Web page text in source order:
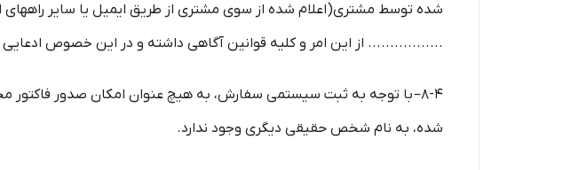
شده توسط مشتری(اعلام شده از سوی مشتری از طریق ایمیل یا سایر راههای
................. از این امر و کلیه قوانین آگاهی داشته و در این خصوص
8-۴– با توجه به ثبت سیستمی سفارش، به هیچ عنوان امکان صدور
شده، به نام شخص حقیقی دیگری وجود ندارد.